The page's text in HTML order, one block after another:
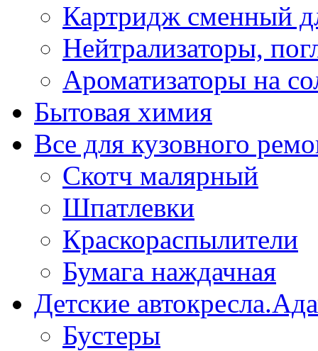
Картридж сменный
Нейтрализаторы,
Ароматизаторы на
Бытовая химия
Все для кузовного
Скотч малярный
Шпатлевки
Краскораспылители
Бумага наждачная
Детские
Бустеры